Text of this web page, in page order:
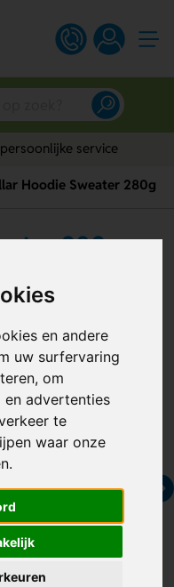
en andere
uw surfervaring
om
en advertenties
te
waar onze
service
Hoodie Sweater 280g
280g